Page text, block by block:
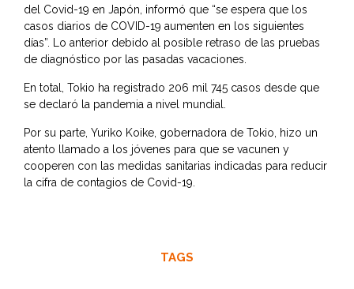
del Covid-19 en Japón, informó que “se espera que los
casos diarios de COVID-19 aumenten en los siguientes
días”. Lo anterior debido al posible retraso de las pruebas
de diagnóstico por las pasadas vacaciones.
En total, Tokio ha registrado 206 mil 745 casos desde que
se declaró la pandemia a nivel mundial.
Por su parte, Yuriko Koike, gobernadora de Tokio, hizo un
atento llamado a los jóvenes para que se vacunen y
cooperen con las medidas sanitarias indicadas para reducir
la cifra de contagios de Covid-19.
TAGS